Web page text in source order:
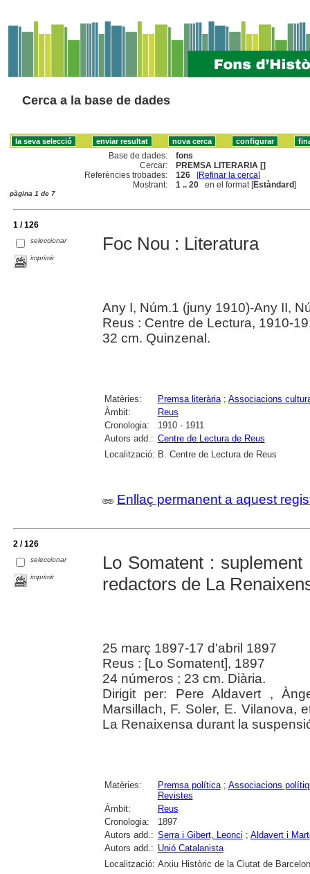
Cerca a la base de dades
Base de dades:
fons
Cercar:
PREMSA LITERARIA []
Referències trobades:
126 [Refinar la cerca]
Mostrant:
1 .. 20 en el format [Estàndard]
pàgina 1 de 7
1 / 126
seleccionar
imprimir
Foc Nou : Literatura
Any I, Núm.1 (juny 1910)-Any II,
Reus : Centre de Lectura, 1910-
32 cm. Quinzenal.
Matèries: Premsa literària; Associacions
Àmbit:
Reus
Cronologia:
1910 - 1911
Autors add.: Centre de Lectura de Reus
Localització: B. Centre de Lectura de Reus
Enllaç permanent a aquest
2 / 126
seleccionar
imprimir
Lo Somatent :
redactors de La
25 març 1897-17 d'abril 1897
Reus : [Lo Somatent], 1897
24 números ; 23 cm. Diària.
Dirigit per: Pere Aldavert ,
Marsillach, F. Soler, E. Vilanova,
La Renaixensa durant la
Matèries: Premsa política; Associacions
Revistes
Àmbit:
Reus
Cronologia:
1897
Autors add.: Serra i Gibert, Leonci ; Aldavert i
Autors add.: Unió Catalanista
Localització: Arxiu Històric de la Ciutat de